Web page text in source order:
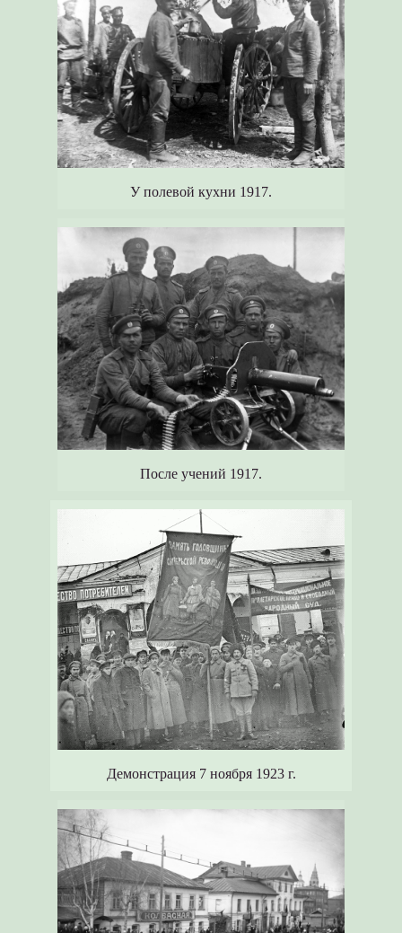
У полевой кухни 1917.
После учений 1917.
Демонстрация 7 ноября 1923 г.